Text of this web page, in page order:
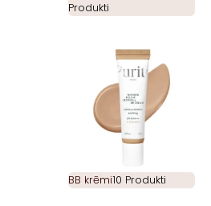
Produkti
BB krēmi10 Produkti